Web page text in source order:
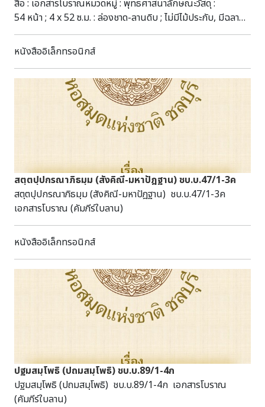
สื่อ : เอกสารโบราณหมวดหมู่ : พุทธศาสนาลักษณะวัสดุ :
54 หน้า ; 4 x 52 ซ.ม. : ล่องชาด-ลานดิบ ; ไม่มีไม้ประกับ, มีฉลาก
ไม้ไผ่ชื่อชุด : มัดที่ 98 (49-66) ผูก 2 (2565)หัวเรื่อง : หิมพานต์--
เอกสารโบราณ คัมภีร์ใบลาน พุทธศาสนาอักษร :
ศาสนา สามารถสืบค้นได้ที่ห้องศรีโคตรบูรณ์ หอสมุดแห่งชาติ
เฉลิมพระเกียรติ สมเด็จพระนางเจ้าสิริกิติ์ พระบรมราชินีนาถ
หนังสืออิเล็กทรอนิกส์
สตฺตปฺปกรณาภิธมฺม (สังคิณี-มหาปัฎฐาน) ชบ.บ.47/1-3ค
สตฺตปฺปกรณาภิธมฺม (สังคิณี-มหาปัฎฐาน) ชบ.บ.47/1-3ค
เอกสารโบราณ (คัมภีร์ใบลาน)
หนังสืออิเล็กทรอนิกส์
ปฐมสมฺโพธิ (ปถมสมฺโพธิ) ชบ.บ.89/1-4ก
ปฐมสมฺโพธิ (ปถมสมฺโพธิ) ชบ.บ.89/1-4ก เอกสารโบราณ
(คัมภีร์ใบลาน)